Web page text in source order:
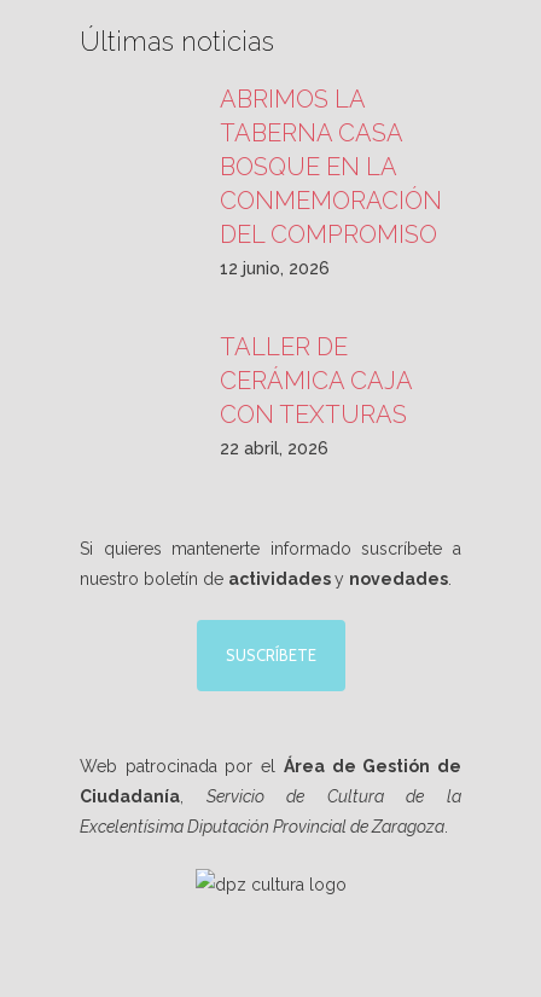
Últimas noticias
ABRIMOS LA
TABERNA CASA
BOSQUE EN LA
CONMEMORACIÓN
DEL COMPROMISO
12 junio, 2026
TALLER DE
CERÁMICA CAJA
CON TEXTURAS
22 abril, 2026
Si quieres mantenerte informado suscríbete a
nuestro boletín de actividadesy novedades
SUSCRÍBETE
Web patrocinada por el Área de Gestión de
Ciudadanía
Servicio de Cultura de la
Excelentísima Diputación Provincial de Zaragoza